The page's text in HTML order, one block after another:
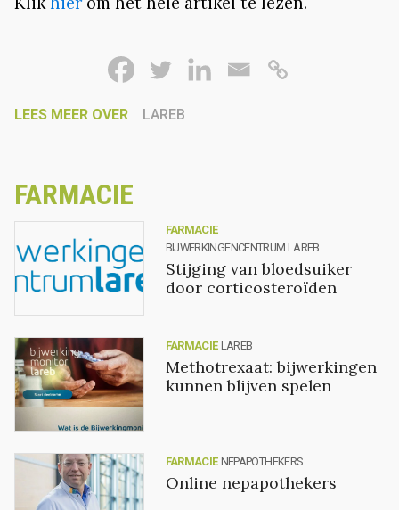
LEES MEER OVER LAREB
FARMACIE
FARMACIE
BIJWERKINGENCENTRUM LAREB
Stijging van bloedsuiker
door corticosteroïden
FARMACIE LAREB
Methotrexaat: bijwerkingen
kunnen blijven spelen
FARMACIE NEPAPOTHEKERS
Online nepapothekers